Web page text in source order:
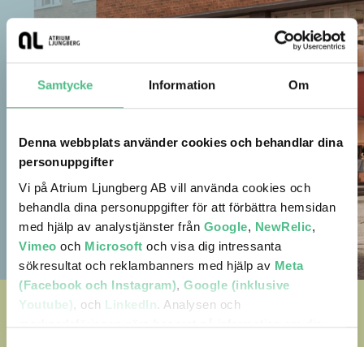
Samtycke Information Om
Denna webbplats använder cookies och behandlar dina
personuppgifter
Vi på Atrium Ljungberg AB vill använda cookies och
behandla dina personuppgifter för att förbättra hemsidan
med hjälp av analystjänster från Google, NewRelic,
Vimeo och Microsoft och visa dig intressanta
sökresultat och reklambanners med hjälp av Meta
(Facebook och Instagram), Google (inklusive
Youtube), och LinkedIn. Analysen och
marknadsföringen görs baserat på information om din
Dags att fylla på